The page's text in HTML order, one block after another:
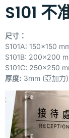
S101 不
尺寸：
S101A: 150×150
S101B: 200×200
S101C: 250×250
厚度: 3mm (亞加